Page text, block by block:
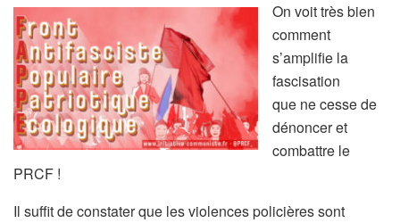
On voit très bien
comment
s’amplifie la
fascisation
que ne cesse de
dénoncer et
combattre le
PRCF !
Il suffit de constater que les violences policières sont